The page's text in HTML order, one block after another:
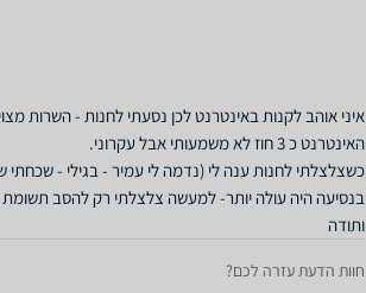
כשצלצלתי לחנות ענה לי (נדמה לי עמיר - בגילי -
בנסיעה היה עולה יותר- למעשה צלצלתי רק להסב תשומת
ותודה
חוות הדעת עזרה לכם?